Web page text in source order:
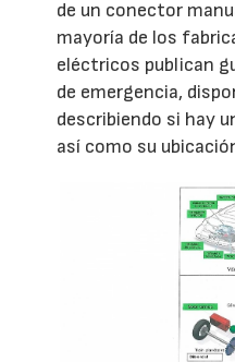
de un conector
mayoría de los
eléctricos publican
de emergencia,
describiendo si hay
así como su